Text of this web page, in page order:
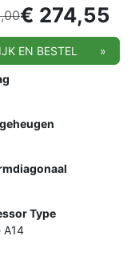
€ 274,55
EN BESTEL »
Type
A14